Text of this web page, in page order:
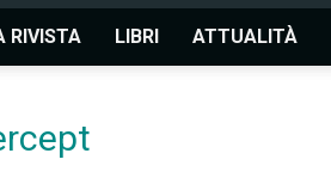
RIVISTA LIBRI ATTUALITÀ